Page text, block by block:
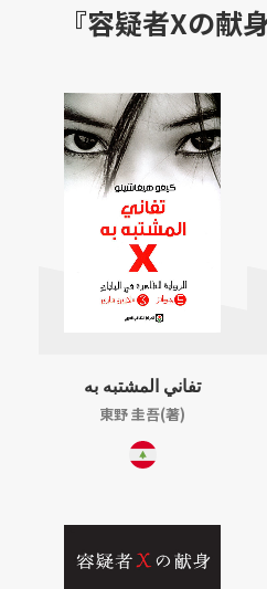
『容疑者Xの献
تفاني المشتبه به
東野 圭吾(著)